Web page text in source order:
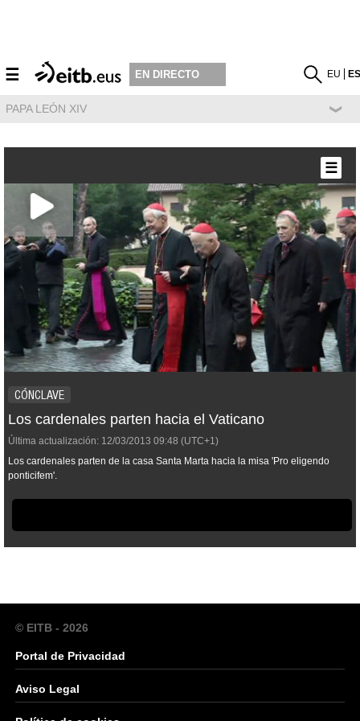
☰ EN DIRECTO EU
PAPA LEÓN XIV
CÓNCLAVE
Los cardenales parten hacia el Vaticano
Última actualización: 12/03/2013 09:48 (UTC+1)
Los cardenales parten de la casa Santa Marta hacia la misa 'Pro eligendo
ponticifem'.
☰
© EITB - 2026
Portal de Privacidad
Aviso Legal